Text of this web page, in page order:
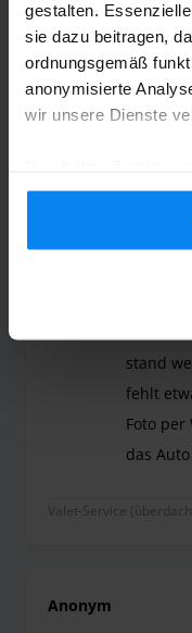
gestalten.
sie dazu beitragen,
ordnungsgemäß
anonymisierte
wir unsere Dienste
Verwendung von
Land einverstanden,
jederzeit anpassen.
erfolgte
wurde
das
Preis +
stand
fehlt
Foto per
das
Valet-Service
Anonym